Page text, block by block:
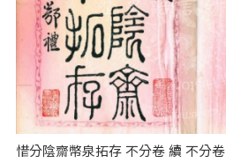
惜分陰齋幣泉拓存 不分卷 續 不分卷